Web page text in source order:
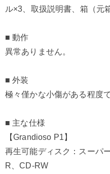
ル×3、取扱説明書、箱（元
■ 動作
異常ありません。
■ 外装
極々僅かな小傷がある程度
■ 主な仕様
【Grandioso P1】
再生可能ディスク：スーパ
R、CD-RW